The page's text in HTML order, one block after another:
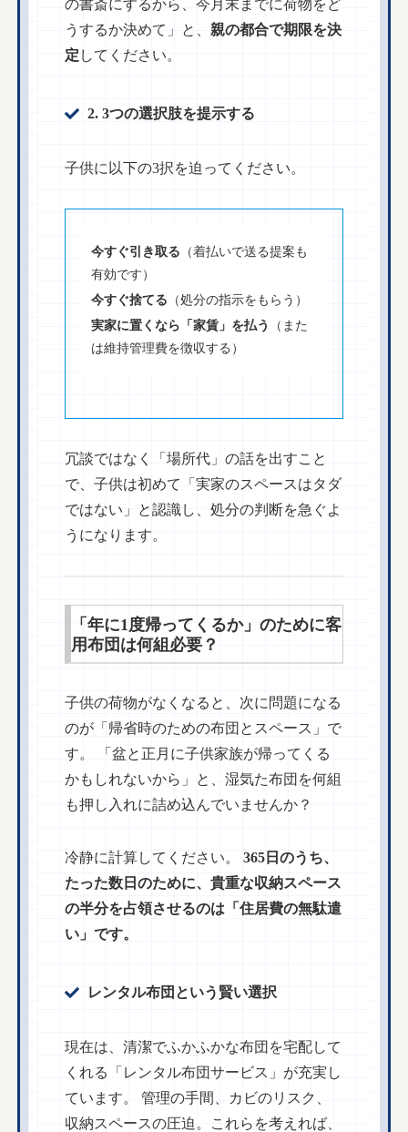
の書斎にするから、今月末までに荷物をど
うするか決めて」と、親の都合で期限を決
定 してください。
2. 3つの選択肢を提示する
子供に以下の3択を迫ってください。
今すぐ引き取る （着払いで送る提案も
有効です）
今すぐ捨てる （処分の指示をもらう）
実家に置くなら「家賃」を払う
（また
は維持管理費を徴収する）
冗談ではなく「場所代」の話を出すこと
で、子供は初めて「実家のスペースはタダ
ではない」と認識し、処分の判断を急ぐよ
うになります。
「年に1度帰ってくるか」のために客
用布団は何組必要？
子供の荷物がなくなると、次に問題になる
のが「帰省時のための布団とスペース」で
す。 「盆と正月に子供家族が帰ってくる
かもしれないから」と、湿気た布団を何組
も押し入れに詰め込んでいませんか？
冷静に計算してください。365日のうち、
たった数日のために、貴重な収納スペース
の半分を占領させるのは「住居費の無駄遣
い」です。
レンタル布団という賢い選択
現在は、清潔でふかふかな布団を宅配して
くれる「レンタル布団サービス」が充実し
ています。 管理の手間、カビのリスク、
収納スペースの圧迫。これらを考えれば、